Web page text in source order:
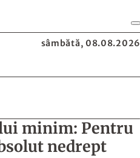
sâmbătă, 08.08.2026
minim: Pentru
nedrept